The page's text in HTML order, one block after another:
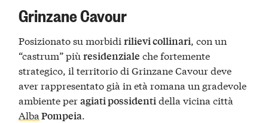
Grinzane Cavour
Posizionato su morbidirilievi collinari, con un
“castrum” piùresidenziale che fortemente
strategico, il territorio di Grinzane Cavour deve
aver rappresentato già in età romana un gradevole
ambiente peragiati possidentidella vicina città
Alba Pompeia.